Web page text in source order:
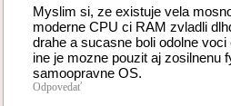
Myslim si, ze existuje vela
moderne CPU ci RAM zvladli
drahe a sucasne boli odolne
ine je mozne pouzit aj
samoopravne OS.
Odpovedať